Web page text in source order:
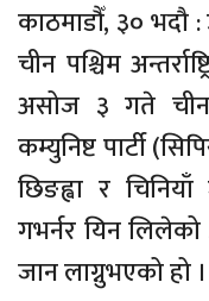
काठमाडौँ, ३० भदौ :
चीन पश्चिम
असोज ३ गते
कम्युनिष्ट पार्टी
छिङह्वा र
गभर्नर यिन लिलेको
जान लाग्नुभएको हो ।